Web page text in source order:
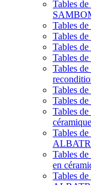
Tables
Tables
Tables
Tables
Tables
Tables
Tables
Tables
Tables
Tables
Tables
en
Tables